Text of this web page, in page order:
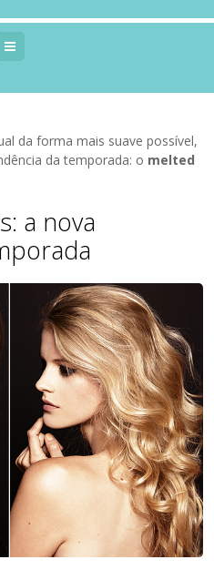
da forma mais suave possível,
da temporada: o melted
a nova